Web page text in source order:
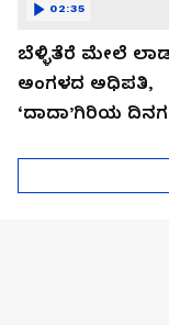
ಬೆಳ್ಳಿತೆರೆ ಮೇಲೆ
ಅಂಗಳದ ಅಧಿಪತಿ,
‘ದಾದಾ’ಗಿರಿಯ
ಬಯೋಪಿಕ್‌ ಫಸ್ಟ್
02:35